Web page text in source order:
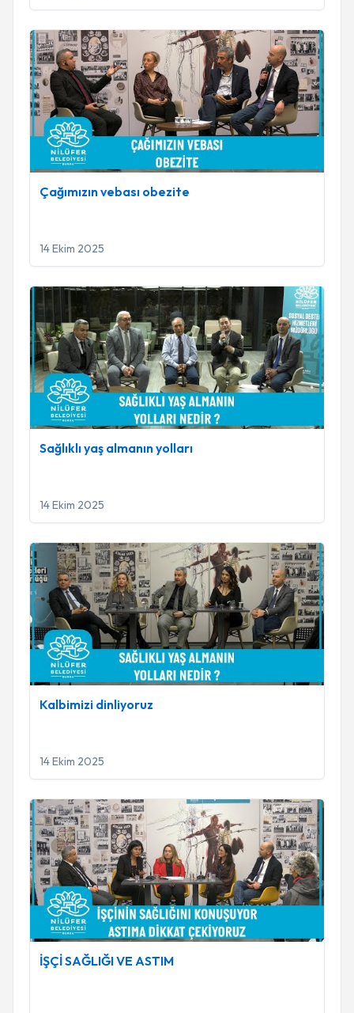
Çağımızın vebası obezite
Çağımızın vebası obezite
14 Ekim 2025
Sağlıklı yaş almanın yolları
Sağlıklı yaş almanın yolları
14 Ekim 2025
Kalbimizi dinliyoruz
Kalbimizi dinliyoruz
14 Ekim 2025
İŞÇİ SAĞLIĞI VE ASTIM
İŞÇİ SAĞLIĞI VE ASTIM